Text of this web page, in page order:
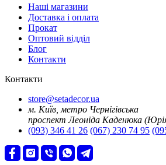
Наші магазини
Доставка і оплата
Прокат
Оптовий відділ
Блог
Контакти
Контакти
store@setadecor.ua
м. Київ, метро Чернігівська
проспект Леоніда Каденюка
(093) 346 41 26 (067) 230 74 95